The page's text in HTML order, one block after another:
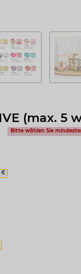
(max. 5
Bitte wählen Sie
€